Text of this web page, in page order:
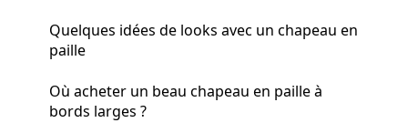
Quelques idées de looks avec un chapeau en
paille
Où acheter un beau chapeau en paille à
bords larges ?